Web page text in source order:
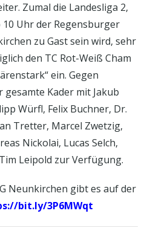
Zumal die Landesliga 2,
Uhr der Regensburger
zu Gast sein wird, sehr
den TC Rot-Weiß Cham
ein. Gegen
Kader mit Jakub
Würfl, Felix Buchner, Dr.
Tretter, Marcel Zwetzig,
Nickolai, Lucas Selch,
Leipold zur Verfügung.
Neunkirchen gibt es auf der
bit.ly/3P6MWqt